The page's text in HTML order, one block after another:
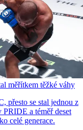
měřítkem těžké váhy
přesto se stal jednou z
PRIDE a téměř deset
celé generace.